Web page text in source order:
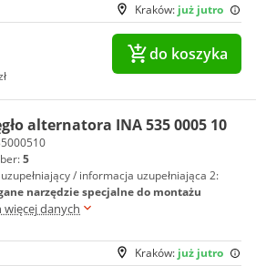
Kraków: już jutro
do koszyka
alternatora INA 535 0005 10
5
/ informacja uzupełniająca 2:
narzędzie specjalne do montażu
więcej danych
Kraków: już jutro